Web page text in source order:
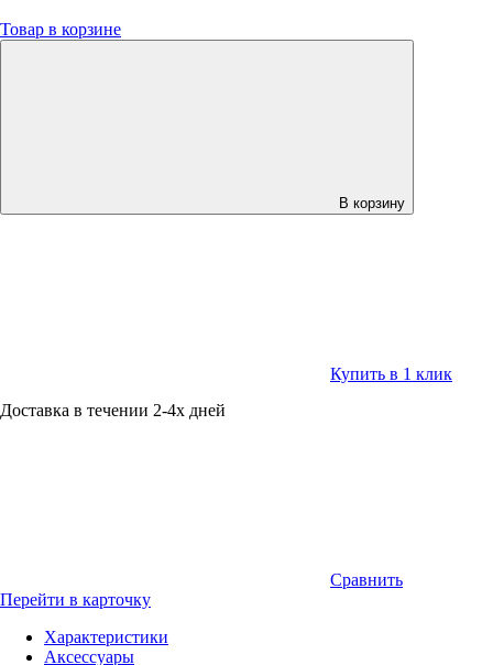
Товар в корзине
В корзину
Купить в 1 клик
Доставка в течении 2-4х дней
Сравнить
Перейти в карточку
Характеристики
Аксессуары